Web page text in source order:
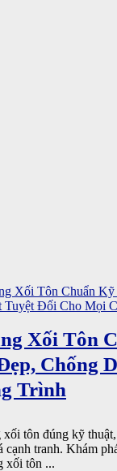
Xối Tôn
Chống
Trình
tôn đúng kỹ
cạnh tranh. Khám
xối tôn ...